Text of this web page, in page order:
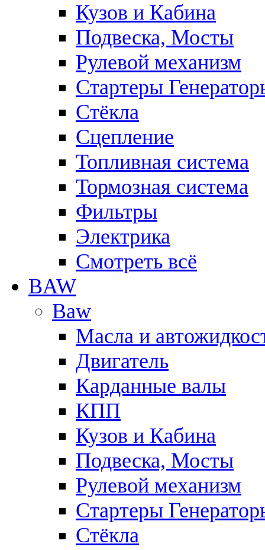
Кузов и Кабина
Подвеска, Мосты
Рулевой механизм
Стартеры
Стёкла
Сцепление
Топливная система
Тормозная система
Фильтры
Электрика
Смотреть всё
BAW
Baw
Масла и
Двигатель
Карданные валы
КПП
Кузов и Кабина
Подвеска, Мосты
Рулевой механизм
Стартеры
Стёкла